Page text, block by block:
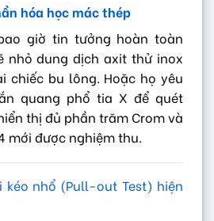
hóa học mác thép
giờ tin tưởng hoàn toàn
nhỏ dung dịch axit thử inox
chiếc bu lông. Hoặc họ yêu
quang phổ tia X để quét
thị đủ phần trăm Crom và
mới được nghiệm thu.
kéo nhổ (Pull-out Test) hiện